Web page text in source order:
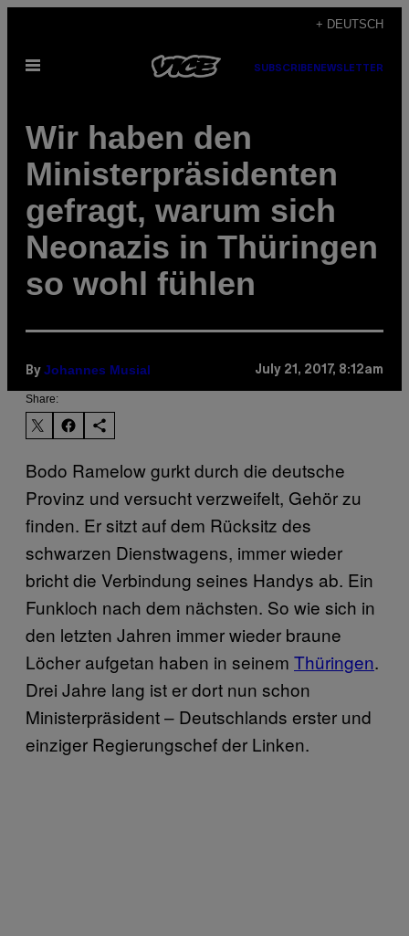
content
+ DEUTSCH
Open
SUBSCRIBE NEWSLETTER
Wir haben den
Ministerpräsidenten
gefragt, warum sich
Neonazis in Thüringen
so wohl fühlen
By Johannes Musial July 21, 2017, 8:12am
Share:
Bodo Ramelow gurkt durch die deutsche
Provinz und versucht verzweifelt, Gehör zu
finden. Er sitzt auf dem Rücksitz des
schwarzen Dienstwagens, immer wieder
bricht die Verbindung seines Handys ab. Ein
Funkloch nach dem nächsten. So wie sich in
den letzten Jahren immer wieder braune
Löcher aufgetan haben in seinem Thüringen.
Drei Jahre lang ist er dort nun schon
Ministerpräsident – Deutschlands erster und
einziger Regierungschef der Linken.